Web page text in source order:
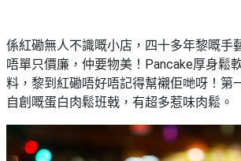
係紅磡無人不識嘅小店，四十多年黎嘅手
唔單只價廉，仲要物美！Pancake厚身鬆
料，黎到紅磡唔好唔記得幫襯佢哋呀！第
自創嘅蛋白肉鬆班戟，有超多惹味肉鬆。